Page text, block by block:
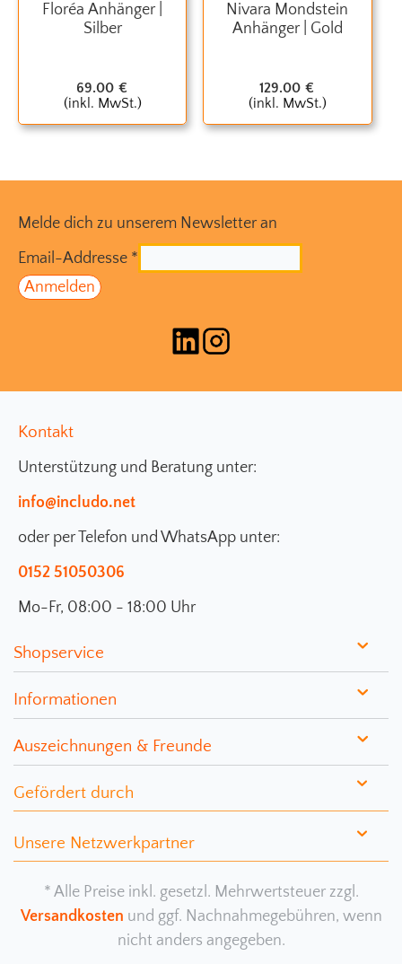
Floréa Anhänger |
Silber
69.00 €
(inkl. MwSt.)
Nivara Mondstein
Anhänger | Gold
129.00 €
(inkl. MwSt.)
Melde dich zu unserem Newsletter an
Email-Addresse *
Kontakt
Unterstützung und Beratung unter:
info@includo.net
oder per Telefon und WhatsApp unter:
0152 51050306
Mo-Fr, 08:00 - 18:00 Uhr
Shopservice
Informationen
Auszeichnungen & Freunde
Gefördert durch
Unsere Netzwerkpartner
* Alle Preise inkl. gesetzl. Mehrwertsteuer zzgl.
Versandkosten und ggf. Nachnahmegebühren, wenn
nicht anders angegeben.